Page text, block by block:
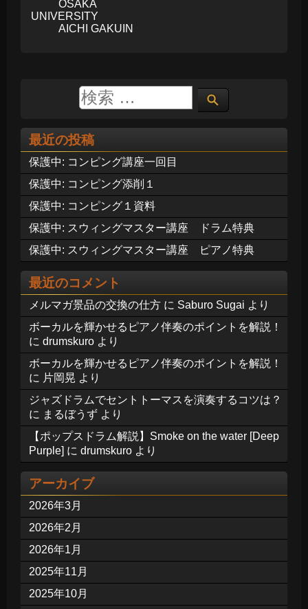
OSAKA
UNIVERSITY
AICHI GAKUIN
最近の投稿
保護中: コンピング講座一回目
保護中: コンピング添削１
保護中: コンピング１資料
保護中: スウィングマスター講座 ドラム特典
保護中: スウィングマスター講座 ピアノ特典
最近のコメント
メルマガ景品の交換の仕方 に Saburo Sugai より
ボーカルを輝かせるピアノ伴奏のポイントを解説！
に drumskuro より
ボーカルを輝かせるピアノ伴奏のポイントを解説！
に 片岡晃 より
ジャズドラムでセントトーマスを演奏するコツは？
に まるぼうず より
【ポップスドラム解説】Smoke on the water [Deep
Purple] に drumskuro より
アーカイブ
2026年3月
2026年2月
2026年1月
2025年11月
2025年10月